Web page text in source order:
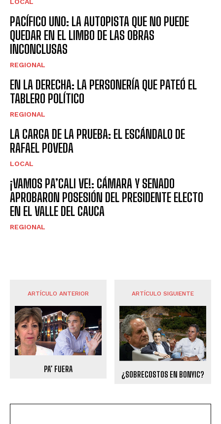
PACÍFICO UNO: LA AUTOPISTA QUE NO PUEDE
QUEDAR EN EL LIMBO DE LAS OBRAS
INCONCLUSAS
REGIONAL
EN LA DERECHA: LA PERSONERÍA QUE PATEÓ EL
TABLERO POLÍTICO
REGIONAL
LA CARGA DE LA PRUEBA: EL ESCÁNDALO DE
RAFAEL POVEDA
LOCAL
¡VAMOS PA’CALI VE!: CÁMARA Y SENADO
APROBARON POSESIÓN DEL PRESIDENTE ELECTO
EN EL VALLE DEL CAUCA
REGIONAL
ARTÍCULO ANTERIOR
PA’ FUERA
ARTÍCULO SIGUIENTE
¿SOBRECOSTOS EN BONYIC?